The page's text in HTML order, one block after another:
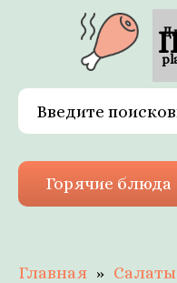
Горячие блюда
Главная Салаты